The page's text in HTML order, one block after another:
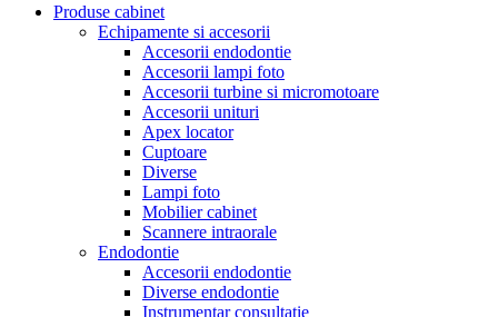
Produse cabinet
Echipamente si accesorii
Accesorii endodontie
Accesorii lampi foto
Accesorii turbine si micromotoare
Accesorii unituri
Apex locator
Cuptoare
Diverse
Lampi foto
Mobilier cabinet
Scannere intraorale
Endodontie
Accesorii endodontie
Diverse endodontie
Instrumentar consultatie